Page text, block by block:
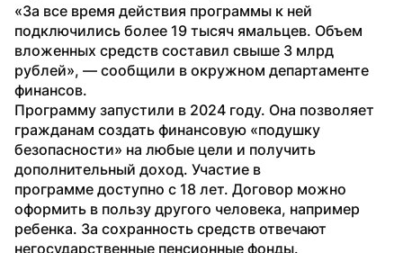
«За все время действия программы к ней
подключились более 19 тысяч ямальцев. Объем
вложенных средств составил свыше 3 млрд
рублей», — сообщили в окружном департаменте
финансов.
Программу запустили в 2024 году. Она позволяет
гражданам создать финансовую «подушку
безопасности» на любые цели и получить
дополнительный доход. Участие в
программе доступно с 18 лет. Договор можно
оформить в пользу другого человека, например
ребенка. За сохранность средств отвечают
негосударственные пенсионные фонды.